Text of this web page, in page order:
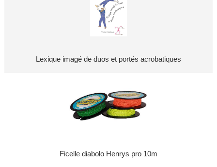
Lexique imagé de duos et portés acrobatiques
Ficelle diabolo Henrys pro 10m